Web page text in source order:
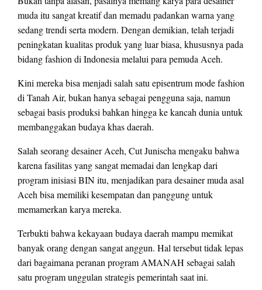
muda itu sangat kreatif dan memadu padankan warna yang
sedang trendi serta modern. Dengan demikian, telah terjadi
peningkatan kualitas produk yang luar biasa, khususnya pada
bidang fashion di Indonesia melalui para pemuda Aceh.
Kini mereka bisa menjadi salah satu episentrum mode fashion
di Tanah Air, bukan hanya sebagai pengguna saja, namun
sebagai basis produksi bahkan hingga ke kancah dunia untuk
membanggakan budaya khas daerah.
Salah seorang desainer Aceh, Cut Junischa mengaku bahwa
karena fasilitas yang sangat memadai dan lengkap dari
program inisiasi BIN itu, menjadikan para desainer muda asal
Aceh bisa memiliki kesempatan dan panggung untuk
memamerkan karya mereka.
Terbukti bahwa kekayaan budaya daerah mampu memikat
banyak orang dengan sangat anggun. Hal tersebut tidak lepas
dari bagaimana peranan program AMANAH sebagai salah
satu program unggulan strategis pemerintah saat ini.